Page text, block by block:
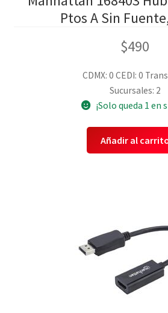
Ptos A Sin
$490
CDMX: 0 CEDI: 0
Sucursales: 2
¡Solo queda 1 en
Añadir al